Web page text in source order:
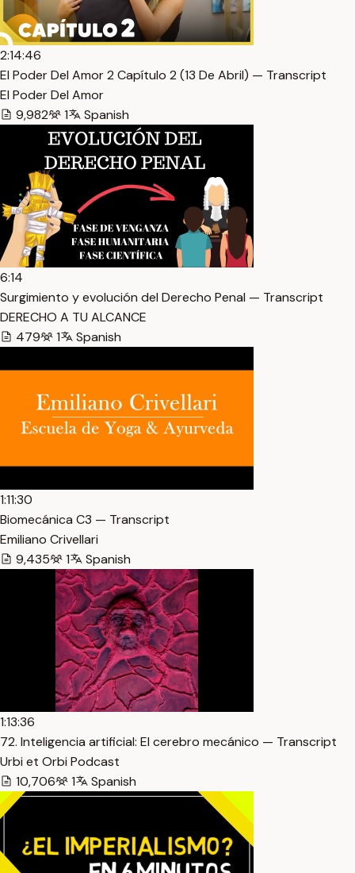
2:14:46
El Poder Del Amor 2 Capítulo 2 (13 De Abril) — Transcript
El Poder Del Amor
9,982
1 Spanish
6:14
Surgimiento y evolución del Derecho Penal — Transcript
DERECHO A TU ALCANCE
479
1 Spanish
1:11:30
Biomecánica C3 — Transcript
Emiliano Crivellari
9,435
1 Spanish
1:13:36
72. Inteligencia artificial: El cerebro mecánico — Transcript
Urbi et Orbi Podcast
10,706
1 Spanish